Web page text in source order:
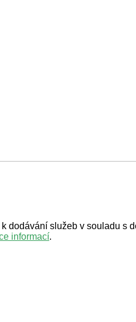
k dodávání služeb v souladu s
informací.